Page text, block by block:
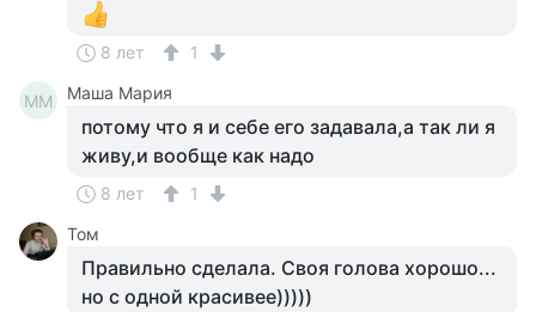
8 лет 1
ММ Маша Мария
потому что я и себе его задавала,а так ли я
живу,и вообще как надо
8 лет
1
Том
Правильно сделала. Своя голова хорошо...
но с одной красивее)))))